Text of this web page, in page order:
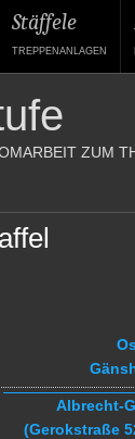
Stäffele
TREPPENANLAGEN
ZUM
Albrecht-
(Gerokstraße